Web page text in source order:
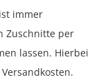
immer
Zuschnitte per
lassen. Hierbei